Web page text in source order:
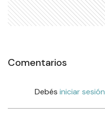
Comentarios
Debés iniciar sesión